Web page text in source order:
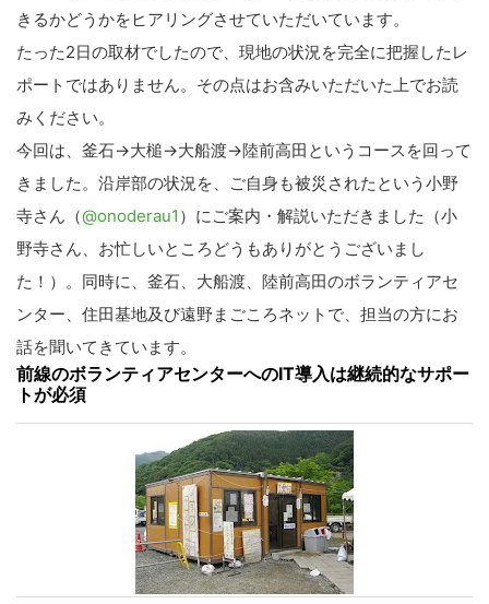
きるかどうかをヒアリングさせていただいています。
たった2日の取材でしたので、現地の状況を完全に把握したレ
ポートではありません。その点はお含みいただいた上でお読
みください。
今回は、釜石→大槌→大船渡→陸前高田というコースを回って
きました。沿岸部の状況を、ご自身も被災されたという小野
寺さん（@onoderau1 ）にご案内・解説いただきました（小
野寺さん、お忙しいところどうもありがとうございまし
た！）。同時に、釜石、大船渡、陸前高田のボランティアセ
ンター、住田基地及び遠野まごころネットで、担当の方にお
話を聞いてきています。
前線のボランティアセンターへのIT導入は継続的なサポー
トが必須